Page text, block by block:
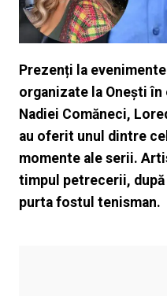
Prezenți la
organizate la Onești în
Nadiei Comăneci,
au oferit unul dintre
momente ale serii.
timpul petrecerii,
purta fostul tenisman.